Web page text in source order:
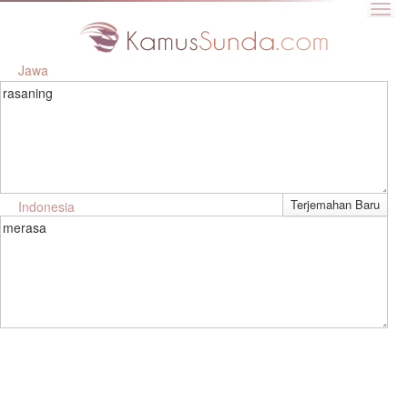
Jawa
rasaning
Indonesia
merasa